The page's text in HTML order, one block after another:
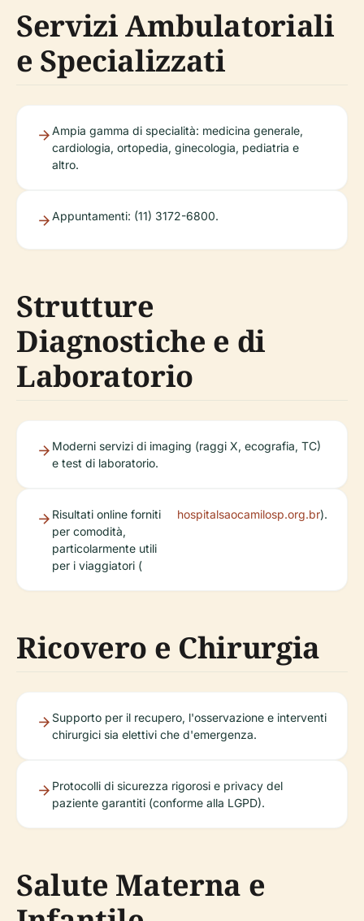
Servizi Ambulatoriali
e Specializzati
Ampia gamma di specialità: medicina generale,
cardiologia, ortopedia, ginecologia, pediatria e
altro.
Appuntamenti: (11) 3172-6800.
Strutture
Diagnostiche e di
Laboratorio
Moderni servizi di imaging (raggi X, ecografia, TC)
e test di laboratorio.
Risultati online forniti
per comodità,
particolarmente utili
per i viaggiatori (
hospitalsaocamilosp.org.br).
Ricovero e Chirurgia
Supporto per il recupero, l'osservazione e interventi
chirurgici sia elettivi che d'emergenza.
Protocolli di sicurezza rigorosi e privacy del
paziente garantiti (conforme alla LGPD).
Salute Materna e